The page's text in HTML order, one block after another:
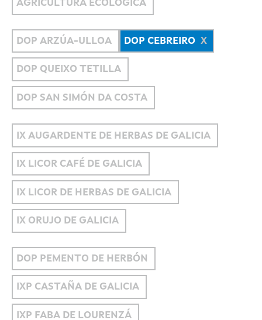
AGRICULTURA ECOLÓGICA
DOP ARZÚA-ULLOA DOP CEBREIRO
DOP QUEIXO TETILLA
DOP SAN SIMÓN DA COSTA
IX AUGARDENTE DE HERBAS DE GALICIA
IX LICOR CAFÉ DE GALICIA
IX LICOR DE HERBAS DE GALICIA
IX ORUJO DE GALICIA
DOP PEMENTO DE HERBÓN
IXP CASTAÑA DE GALICIA
IXP FABA DE LOURENZÁ